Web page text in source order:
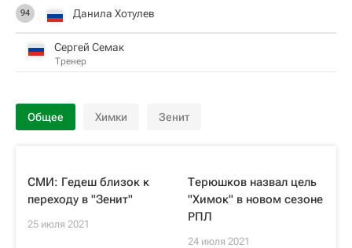
94 Данила Хотулев
Сергей Семак
Тренер
Общее Химки Зенит
СМИ: Гедеш близок к
переходу в "Зенит"
25 июля 2021
Терюшков назвал цель
"Химок" в новом сезоне
РПЛ
24 июля 2021